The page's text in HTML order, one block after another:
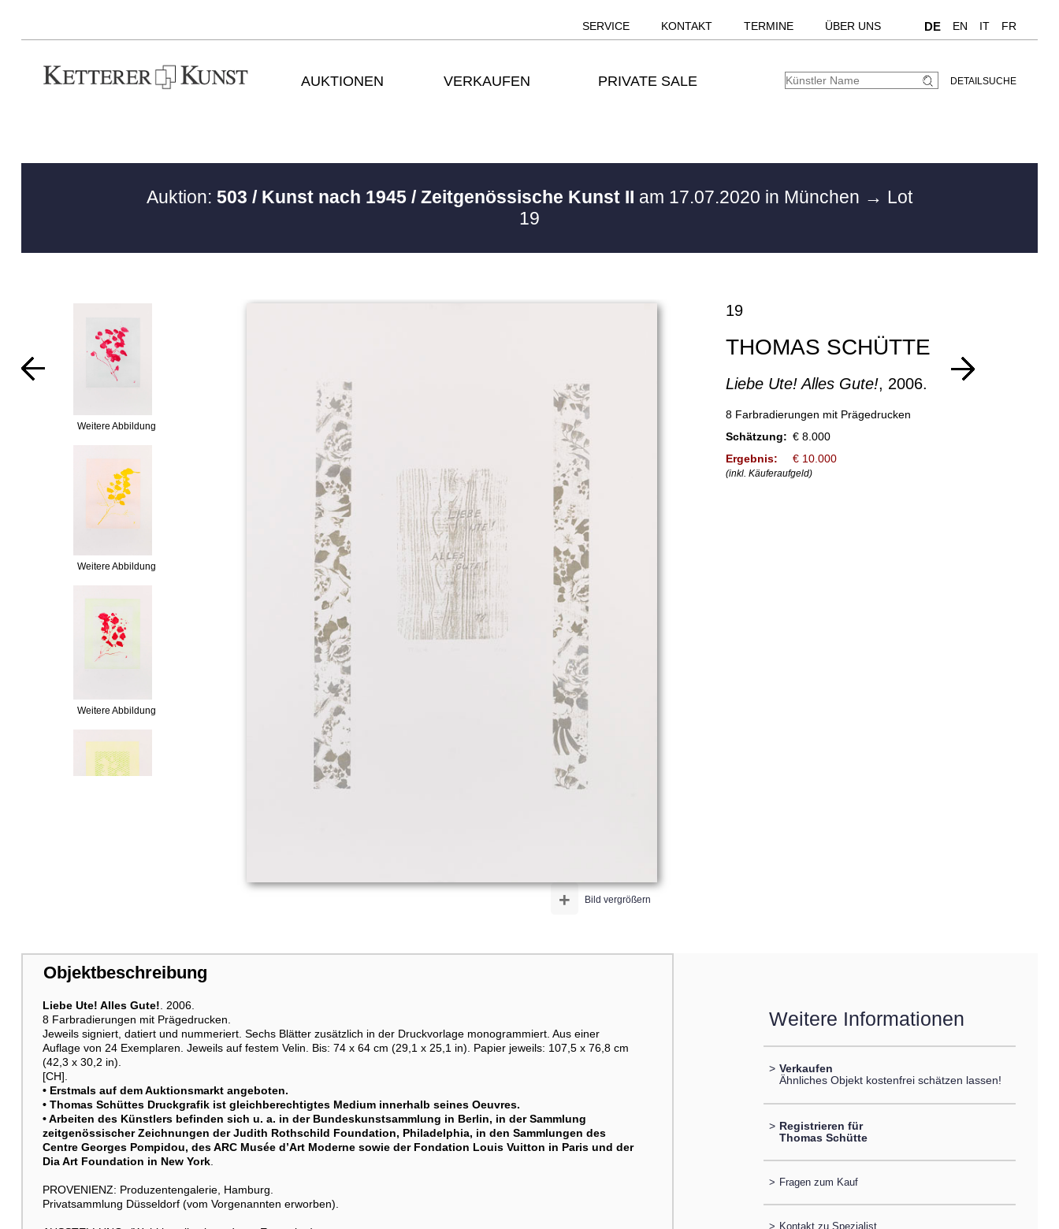
SERVICE KONTAKT TERMINE ÜBER UNS DE EN IT FR
AUKTIONEN VERKAUFEN PRIVATE SALE DETAILSUCHE
Auktion: 503 / Kunst nach 1945 / Zeitgenössische Kunst II am 17.07.2020 in München → Lot
19
Weitere Abbildung
Weitere Abbildung
Weitere Abbildung
Weitere Abbildung
Bild vergrößern
+
19
THOMAS SCHÜTTE
Liebe Ute! Alles Gute!, 2006.
8 Farbradierungen mit Prägedrucken
Schätzung: € 8.000
Ergebnis:
€ 10.000
(inkl. Käuferaufgeld)
Objektbeschreibung
Liebe Ute! Alles Gute!. 2006.
8 Farbradierungen mit Prägedrucken.
Jeweils signiert, datiert und nummeriert. Sechs Blätter zusätzlich in der Druckvorlage monogrammiert. Aus einer
Auflage von 24 Exemplaren. Jeweils auf festem Velin. Bis: 74 x 64 cm (29,1 x 25,1 in). Papier jeweils: 107,5 x 76,8 cm
(42,3 x 30,2 in).
[CH].
• Erstmals auf dem Auktionsmarkt angeboten.
• Thomas Schüttes Druckgrafik ist gleichberechtigtes Medium innerhalb seines Oeuvres.
• Arbeiten des Künstlers befinden sich u. a. in der Bundeskunstsammlung in Berlin, in der Sammlung
zeitgenössischer Zeichnungen der Judith Rothschild Foundation, Philadelphia, in den Sammlungen des
Centre Georges Pompidou, des ARC Musée d’Art Moderne sowie der Fondation Louis Vuitton in Paris und der
Dia Art Foundation in New York.
PROVENIENZ: Produzentengalerie, Hamburg.
Privatsammlung Düsseldorf (vom Vorgenannten erworben).
Weitere Informationen
> Verkaufen
Ähnliches Objekt kostenfrei schätzen lassen!
> Registrieren für
Thomas Schütte
> Fragen zum Kauf
> Kontakt zu Spezialist